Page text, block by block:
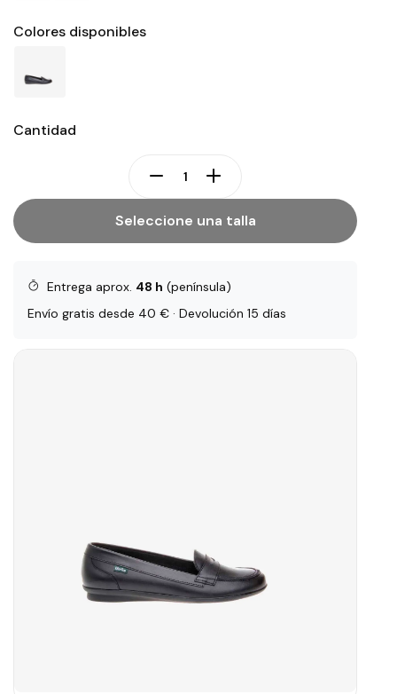
Colores disponibles
Cantidad
Seleccione una talla
Entrega aprox. 48 h (península)
Envío gratis desde 40 € · Devolución 15 días